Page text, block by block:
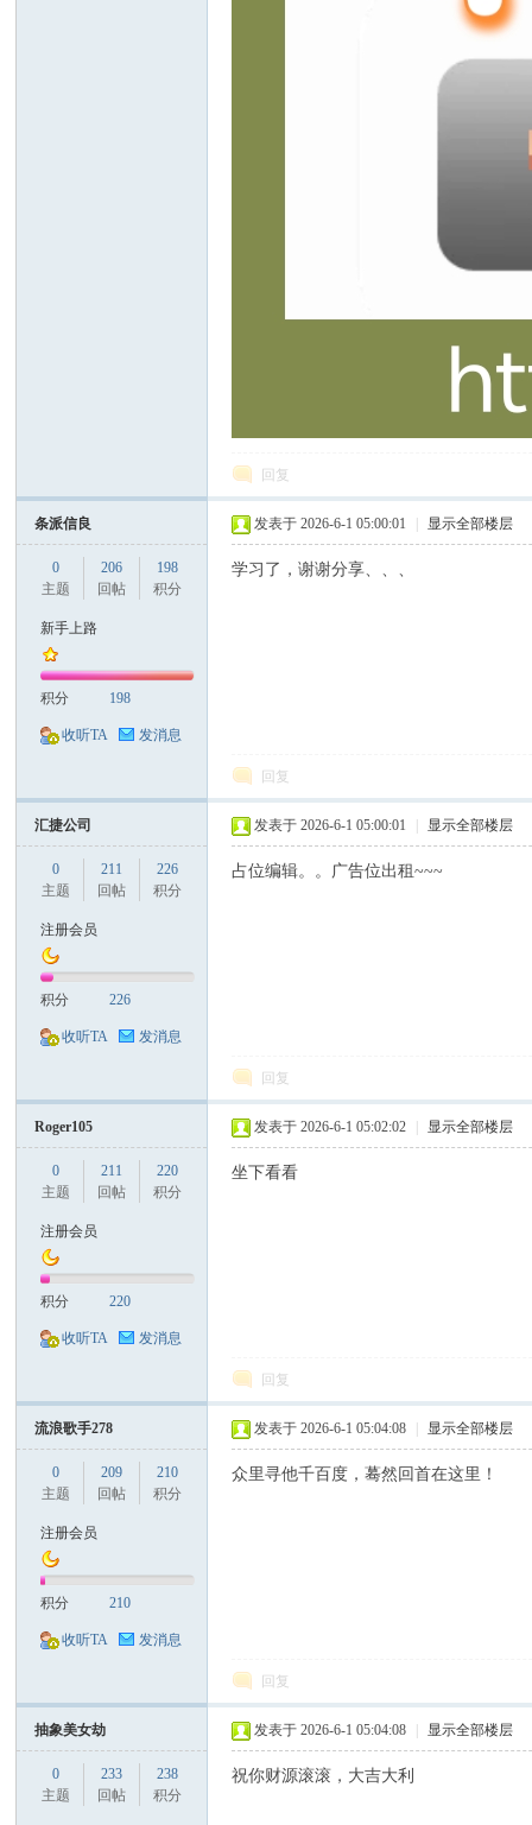
回复
条派信良
0
主题
206
回帖
198
积分
新手上路
积分 198
收听TA 发消息
发表于 2026-6-1 05:00:01 显示全部楼层
学习了，谢谢分享、、、
回复
汇捷公司
0
主题
211
回帖
226
积分
注册会员
积分 226
收听TA 发消息
发表于 2026-6-1 05:00:01 显示全部楼层
占位编辑。。广告位出租~~~
回复
Roger105
0
主题
211
回帖
220
积分
注册会员
积分 220
收听TA 发消息
发表于 2026-6-1 05:02:02 显示全部楼层
坐下看看
回复
流浪歌手278
0
主题
209
回帖
210
积分
注册会员
积分 210
收听TA 发消息
发表于 2026-6-1 05:04:08 显示全部楼层
众里寻他千百度，蓦然回首在这里！
回复
抽象美女劫
0
主题
233
回帖
238
积分
发表于 2026-6-1 05:04:08 显示全部楼层
祝你财源滚滚，大吉大利